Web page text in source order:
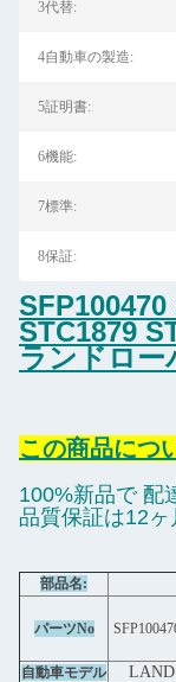
3代替:
4自動車の製造:
5証明書:
6機能:
7標準:
8保証:
SFP100470
STC1879
ランドロー
この商品につ
100%新品で 配
品質保証は12ヶ
部品名:
パーツNo
自動車モデル LAND